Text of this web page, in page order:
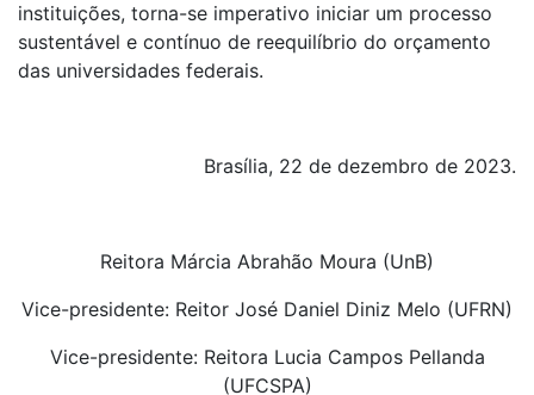
instituições, torna-se imperativo iniciar um processo
sustentável e contínuo de reequilíbrio do orçamento
das universidades federais.
Brasília, 22 de dezembro de 2023.
Reitora Márcia Abrahão Moura (UnB)
Vice-presidente: Reitor José Daniel Diniz Melo (UFRN)
Vice-presidente: Reitora Lucia Campos Pellanda
(UFCSPA)